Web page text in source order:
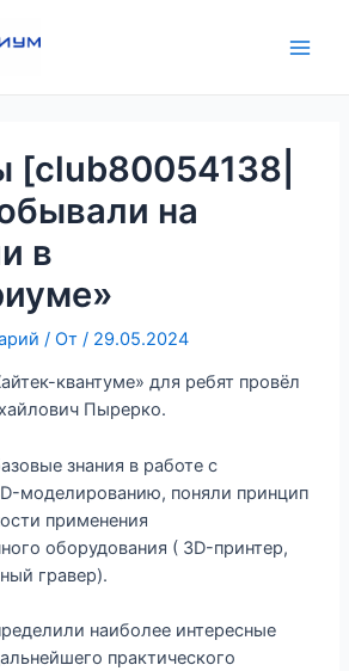
[club80054138|
на
в
/ От/ 29.05.2024
квантуме» для ребят провёл
Пырерко.
знания в работе с
моделированию, поняли принцип
применения
оборудования ( 3D-принтер,
гравер).
наиболее интересные
практического